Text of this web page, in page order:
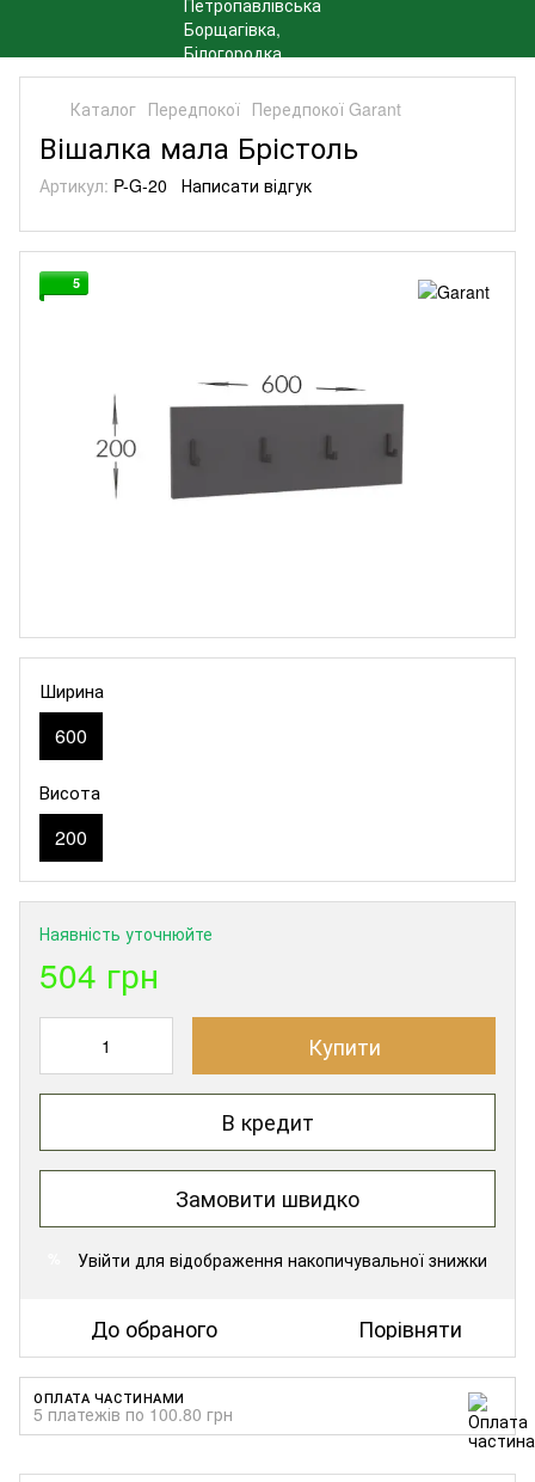
Каталог Передпокої Передпокої Garant
Вішалка мала Брістоль
Артикул: P-G-20 Написати відгук
5
Ширина
600
Висота
200
Наявність уточнюйте
504 грн
Купити
В кредит
Замовити швидко
Увійти для відображення накопичувальної знижки
До обраного Порівняти
ОПЛАТА ЧАСТИНАМИ
5 платежів по 100.80 грн